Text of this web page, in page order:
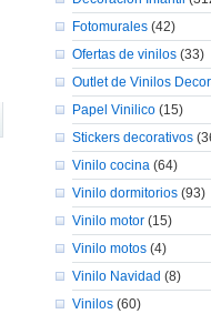
Fotomurales (42)
Ofertas de vinilos (33)
Outlet de Vinilos
Papel Vinilico (15)
Stickers decorativos
Vinilo cocina (64)
Vinilo dormitorios (93)
Vinilo motor (15)
Vinilo motos (4)
Vinilo Navidad (8)
Vinilos (60)